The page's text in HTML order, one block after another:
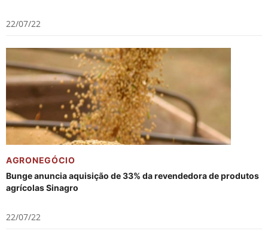
22/07/22
AGRONEGÓCIO
Bunge anuncia aquisição de 33% da revendedora de produtos
agrícolas Sinagro
22/07/22